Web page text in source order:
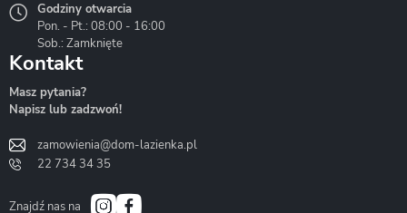
Liveno
Bath&Spa
Godziny otwarcia
Pon. - Pt.: 08:00 - 16:00
Sob.: Zamknięte
Kontakt
Masz pytania?
Napisz lub zadzwoń!
zamowienia@dom-lazienka.pl
22 734 34 35
Znajdź nas na